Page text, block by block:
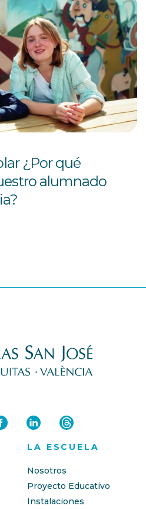
¿Por qué
alumnado
LA ESCUELA
Nosotros
Proyecto Educativo
Instalaciones